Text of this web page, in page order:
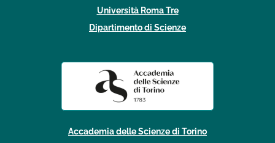
Università Roma Tre
Dipartimento di Scienze
Accademia delle Scienze di Torino